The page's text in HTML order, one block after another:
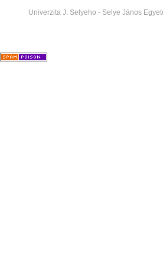
Univerzita J. Selyeho - Selye János